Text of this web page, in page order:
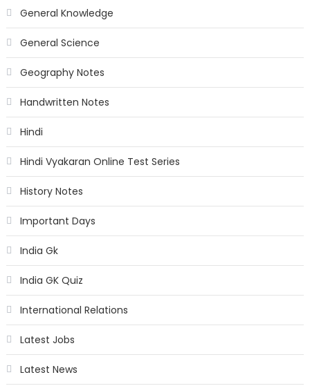
General Knowledge
General Science
Geography Notes
Handwritten Notes
Hindi
Hindi Vyakaran Online Test Series
History Notes
Important Days
India Gk
India GK Quiz
International Relations
Latest Jobs
Latest News